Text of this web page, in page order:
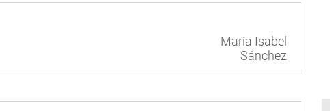
María Isabel
Sánchez